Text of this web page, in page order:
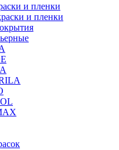
и пленки
и пленки